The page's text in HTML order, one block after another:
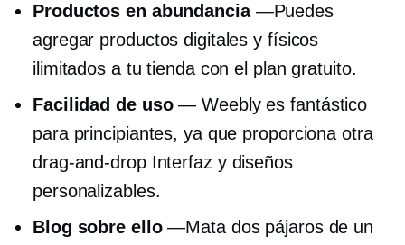
Productos en abundancia—Puedes
agregar productos digitales y físicos
ilimitados a tu tienda con el plan gratuito.
Facilidad de uso— Weebly es fantástico
para principiantes, ya que proporciona otra
drag-and-dropInterfaz y diseños
personalizables.
Blog sobre ello—Mata dos pájaros de un